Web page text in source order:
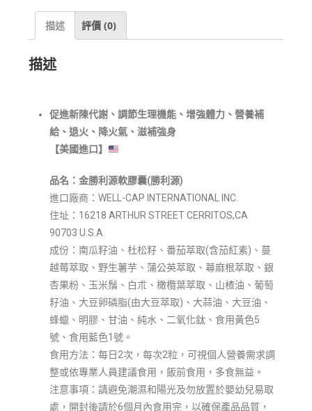
描述 評價 (0)
描述
促進新陳代謝 、調節生理機能、增強體力、營養補
給、退火、降火氣、滋補強身
【美國進口】
品名 ：金勝利源軟膠囊(勝利源)
進口廠商：WELL-CAP INTERNATIONAL INC.
住址：16218 ARTHUR STREET CERRITOS,CA
90703 U.S.A
成份：南瓜籽油、杜松籽、番茄萃取(含茄紅素)、蔓
越莓萃取、野生薯芋、蒲公英萃取、蕁麻根萃取、銀
杏果粉、玉米鬚、白朮、橄欖葉萃取、山楂油、葡萄
籽油、大豆卵磷脂(由大豆萃取)、大蒜油、大豆油、
蜂蠟、明膠、甘油、純水、二氧化鈦、食用黃色5
號、食用藍色1號。
食用方法：每日2次，每次2粒，可視個人營養需求調
整或依專業人員建議食用，飯前食用，多食無益。
注意事項：請避免潮濕和陽光及勿放置於嬰幼兒易取
處，開封後請於6個月內食用完，以確保產品品質，